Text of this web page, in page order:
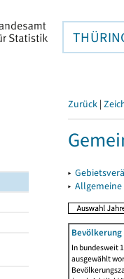
Zurück |
▸
▸
In bundesweit
ausgewählt